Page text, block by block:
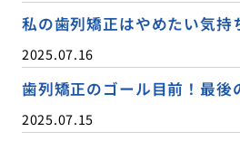
私の歯列矯正はやめたい気持
2025.07.16
歯列矯正のゴール目前！最後
2025.07.15